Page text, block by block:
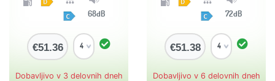
68dB
€51.36
Dobavljivo v 3 delovnih dneh
72dB
€51.38
Dobavljivo v 6 delovnih dneh